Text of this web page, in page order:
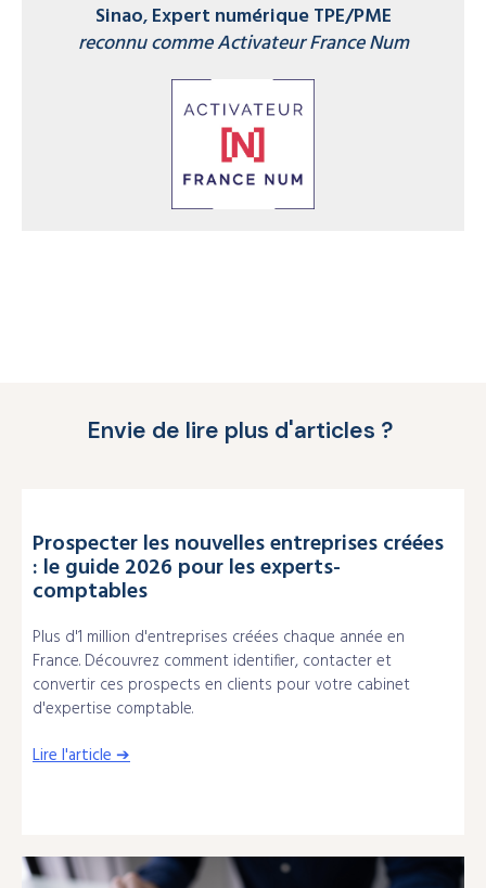
Sinao,Expert numérique TPE/PME
reconnu comme Activateur France Num
Envie de lire plus d'articles ?
Prospecter les nouvelles entreprises créées
: le guide 2026 pour les experts-
comptables
Plus d'1 million d'entreprises créées chaque année en
France. Découvrez comment identifier, contacter et
convertir ces prospects en clients pour votre cabinet
d'expertise comptable.
Lire l'article ➔